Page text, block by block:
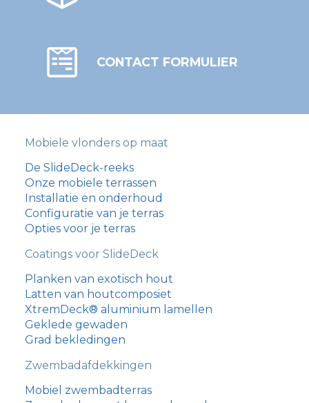
CONTACT FORMULIER
Mobiele vlonders op maat
De SlideDeck-reeks
Onze mobiele terrassen
Installatie en onderhoud
Configuratie van je terras
Opties voor je terras
Coatings voor SlideDeck
Planken van exotisch hout
Latten van houtcomposiet
XtremDeck® aluminium lamellen
Geklede gewaden
Grad bekledingen
Zwembadafdekkingen
Mobiel zwembadterras